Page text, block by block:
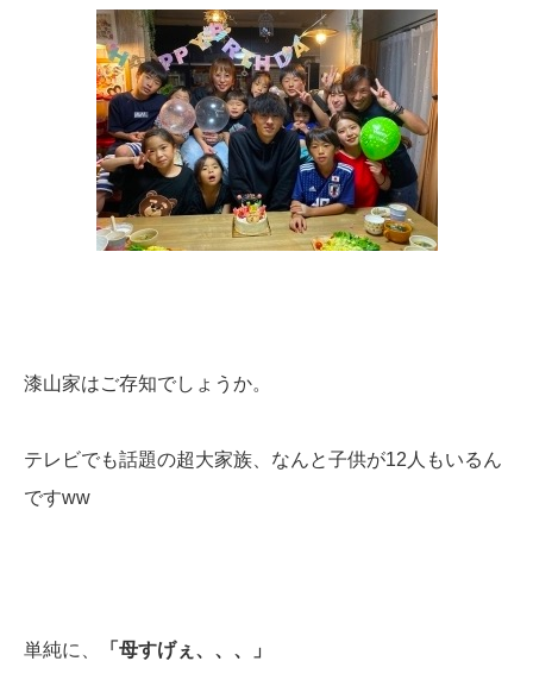
漆山家はご存知でしょうか。
テレビでも話題の超大家族、なんと子供が12人もいるん
ですww
単純に、 「母すげぇ、、、」